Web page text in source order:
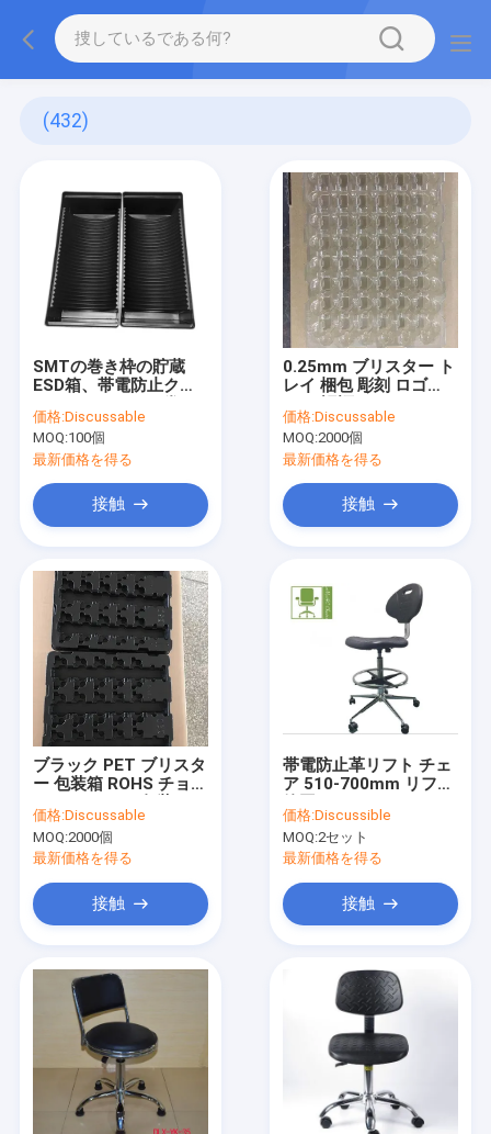
(432)
SMTの巻き枠の貯蔵
ESD箱、帯電防止クリ
枠の皿
価格:Discussable
MOQ:100個
最新価格を得る
接触
0.25mm ブリスター ト
レイ 梱包 彫刻 ロゴ
価格:Discussable
MOQ:2000個
最新価格を得る
接触
ブラック PET ブリスタ
ー 包装箱 ROHS チョコ
価格:Discussable
MOQ:2000個
最新価格を得る
接触
帯電防止革リフト チェ
ア 510-700mm リフト
価格:Discussible
MOQ:2セット
最新価格を得る
接触